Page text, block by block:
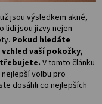
jsou výsledkem akné,
lidí jsou jizvy nejen
Pokud hledáte
vaší pokožky,
V tomto článku
volbu pro
dosáhli co nejlepších